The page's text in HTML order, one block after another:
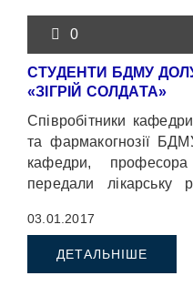
0
СТУДЕНТИ БДМУ
«ЗІГРІЙ СОЛДАТА»
Співробітники
та фармакогнозії
кафедри,
передали лікарську
горобини
оздоровлення
03.01.2017
ДЕТАЛЬНІШЕ